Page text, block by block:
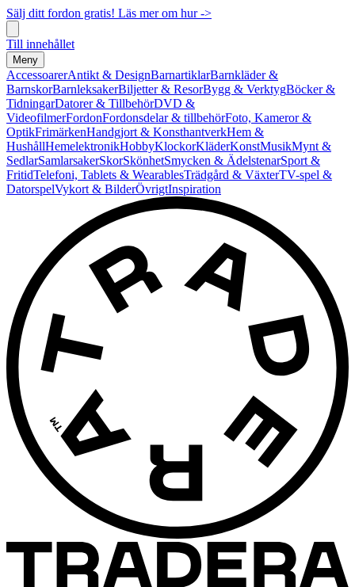
Sälj ditt fordon gratis! Läs mer om hur ->
Till innehållet
Meny
AccessoarerAntikt & DesignBarnartiklarBarnkläder &
BarnskorBarnleksakerBiljetter & ResorBygg & VerktygBöcker &
TidningarDatorer & TillbehörDVD &
VideofilmerFordonFordonsdelar & tillbehörFoto, Kameror &
OptikFrimärkenHandgjort & KonsthantverkHem &
HushållHemelektronikHobbyKlockorKläderKonstMusikMynt &
SedlarSamlarsakerSkorSkönhetSmycken & ÄdelstenarSport &
FritidTelefoni, Tablets & WearablesTrädgård & VäxterTV-spel &
DatorspelVykort & BilderÖvrigtInspiration